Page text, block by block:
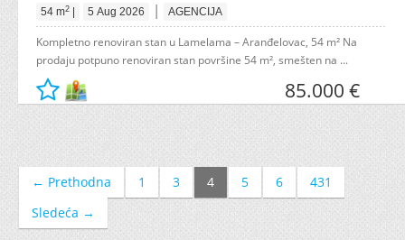
54 m2 5 Aug 2026 | AGENCIJA
Kompletno renoviran stan u Lamelama – Aranđelovac, 54 m² Na
prodaju potpuno renoviran stan površine 54 m², smešten na ...
85.000 €
← Prethodna 1 3 4 5 6
431
Sledeća →